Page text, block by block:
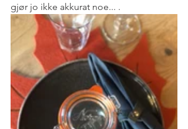
gjør jo ikke akkurat noe... .